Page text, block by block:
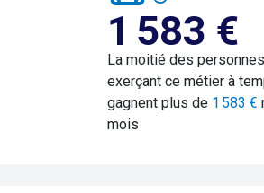
1 583 €
La moitié des personnes
exerçant ce métier à
gagnent plus de 1 583 €
mois